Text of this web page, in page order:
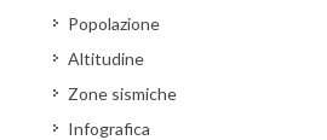
Popolazione
Altitudine
Zone sismiche
Infografica